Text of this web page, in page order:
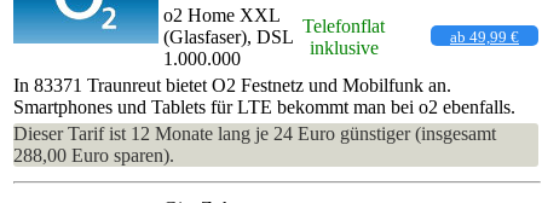
o2 Home XXL
(Glasfaser), DSL
1.000.000
Telefonflat
inklusive
ab 49,99 €
In 83371 Traunreut bietet O2 Festnetz und Mobilfunk an.
Smartphones und Tablets für LTE bekommt man bei o2 ebenfalls.
Dieser Tarif ist 12 Monate lang je 24 Euro günstiger (insgesamt
288,00 Euro sparen).